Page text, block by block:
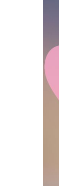
mal
En
de
de